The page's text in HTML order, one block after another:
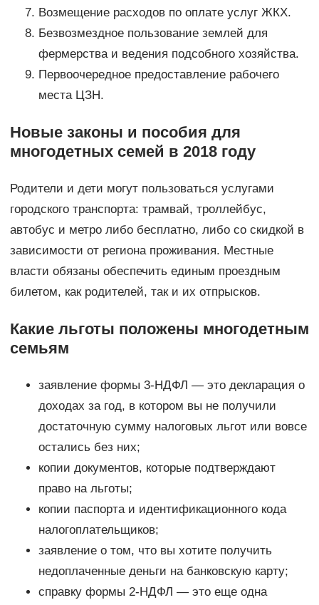
Возмещение расходов по оплате услуг ЖКХ.
Безвозмездное пользование землей для
фермерства и ведения подсобного хозяйства.
Первоочередное предоставление рабочего
места ЦЗН.
Новые законы и пособия для
многодетных семей в 2018 году
Родители и дети могут пользоваться услугами
городского транспорта: трамвай, троллейбус,
автобус и метро либо бесплатно, либо со скидкой в
зависимости от региона проживания. Местные
власти обязаны обеспечить единым проездным
билетом, как родителей, так и их отпрысков.
Какие льготы положены многодетным
семьям
заявление формы 3-НДФЛ — это декларация о
доходах за год, в котором вы не получили
достаточную сумму налоговых льгот или вовсе
остались без них;
копии документов, которые подтверждают
право на льготы;
копии паспорта и идентификационного кода
налогоплательщиков;
заявление о том, что вы хотите получить
недоплаченные деньги на банковскую карту;
справку формы 2-НДФЛ — это еще одна